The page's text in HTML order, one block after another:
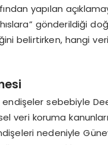
yapılan
gönderildiği
belirtirken, hangi
sebebiyle
veri koruma
nedeniyle